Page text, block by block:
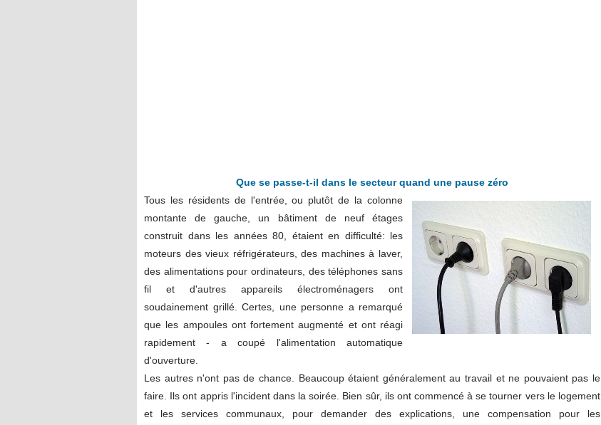
Que se passe-t-il dans le secteur quand une pause zéro
Tous les résidents de l'entrée, ou plutôt de la colonne
montante de gauche, un bâtiment de neuf étages
construit dans les années 80, étaient en difficulté: les
moteurs des vieux réfrigérateurs, des machines à laver,
des alimentations pour ordinateurs, des téléphones sans
fil et d'autres appareils électroménagers ont
soudainement grillé. Certes, une personne a remarqué
que les ampoules ont fortement augmenté et ont réagi
rapidement - a coupé l'alimentation automatique
d'ouverture.
Les autres n'ont pas de chance. Beaucoup étaient généralement au travail et ne pouvaient pas le
faire. Ils ont appris l'incident dans la soirée. Bien sûr, ils ont commencé à se tourner vers le logement
et les services communaux, pour demander des explications, une compensation pour les